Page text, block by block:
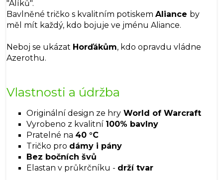
"Alíků".
Bavlněné tričko s kvalitním potiskem Aliance by
měl mít každý, kdo bojuje ve jménu Aliance.
Neboj se ukázat Horďákům, kdo opravdu vládne
Azerothu.
Vlastnosti a údržba
Originální design ze hry World of Warcraft
Vyrobeno z kvalitní 100% bavlny
Pratelné na 40 °C
Tričko pro dámy i pány
Bez bočních švů
Elastan v průkrčníku - drží tvar